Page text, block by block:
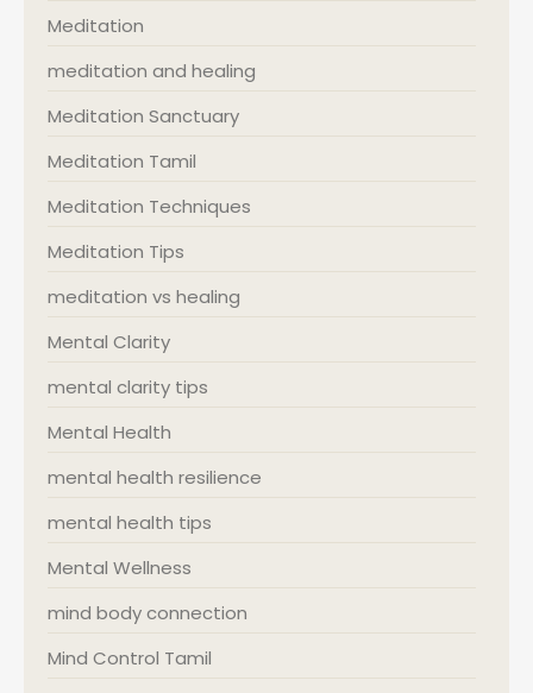
Meditation
meditation and healing
Meditation Sanctuary
Meditation Tamil
Meditation Techniques
Meditation Tips
meditation vs healing
Mental Clarity
mental clarity tips
Mental Health
mental health resilience
mental health tips
Mental Wellness
mind body connection
Mind Control Tamil